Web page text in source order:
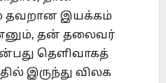
தவறான இயக்கம்
தன் தலைவர்
தெளிவாகத்
இருந்து விலக